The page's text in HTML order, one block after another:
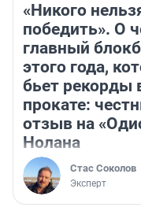
«Никого
победить». О
главный
этого года,
бьет рекорды
прокате:
отзыв на
Нолана
Стас Соколов
Эксперт